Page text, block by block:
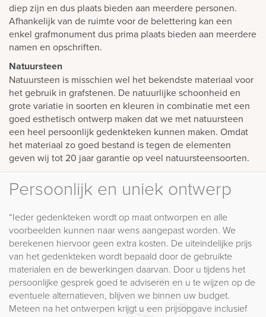
diep zijn en dus plaats bieden aan meerdere personen.
Afhankelijk van de ruimte voor de belettering kan een
enkel grafmonument dus prima plaats bieden aan meerdere
namen en opschriften.
Natuursteen
Natuursteen is misschien wel het bekendste materiaal voor
het gebruik in grafstenen. De natuurlijke schoonheid en
grote variatie in soorten en kleuren in combinatie met een
goed esthetisch ontwerp maken dat we met natuursteen
een heel persoonlijk gedenkteken kunnen maken. Omdat
het materiaal zo goed bestand is tegen de elementen
geven wij tot 20 jaar garantie op veel natuursteensoorten.
Persoonlijk en uniek ontwerp
“Ieder gedenkteken wordt op maat ontworpen en alle
voorbeelden kunnen naar wens aangepast worden. We
berekenen hiervoor geen extra kosten. De uiteindelijke prijs
van het gedenkteken wordt bepaald door de gebruikte
materialen en de bewerkingen daarvan. Door u tijdens het
persoonlijke gesprek goed te adviseren en u te wijzen op de
eventuele alternatieven, blijven we binnen uw budget.
Meteen na het ontwerpen krijgt u een prijsopgave inclusief